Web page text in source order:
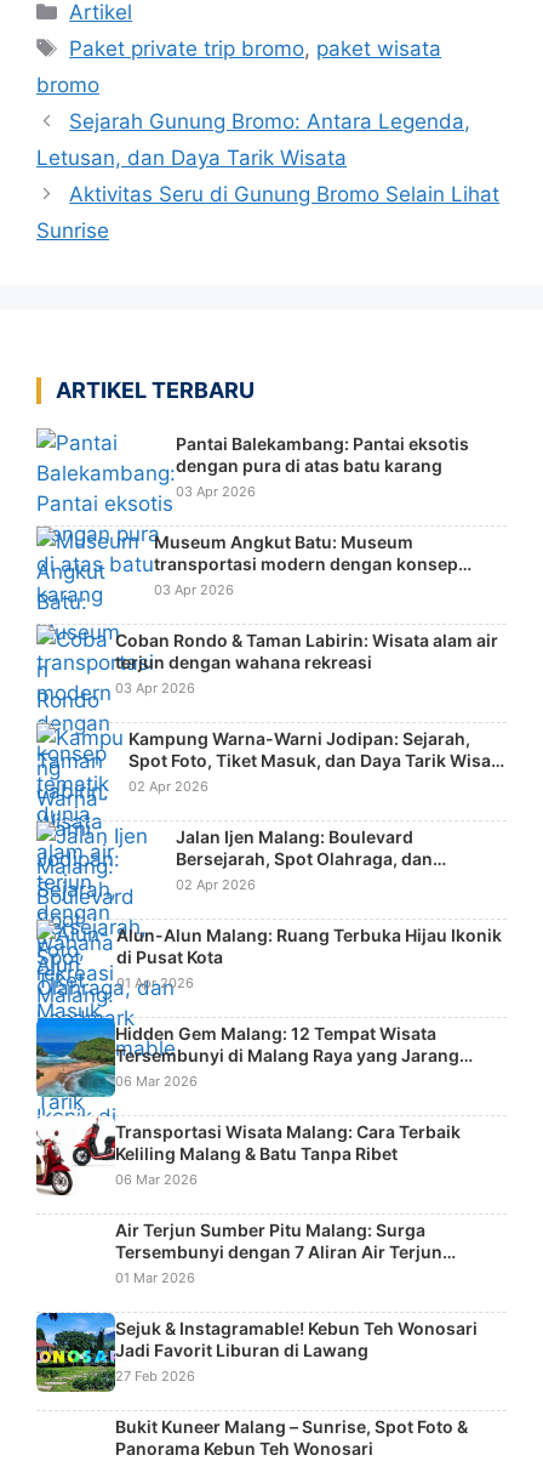
Malang/Batu untuk mengejar sunrise di
Bromo.
Kategori
Artikel
Tag
Paket private trip bromo, paket wisata
bromo
Sejarah Gunung Bromo: Antara Legenda,
Letusan, dan Daya Tarik Wisata
Aktivitas Seru di Gunung Bromo Selain Lihat
Sunrise
ARTIKEL TERBARU
Pantai Balekambang: Pantai eksotis
dengan pura di atas batu karang
03 Apr 2026
Museum Angkut Batu: Museum
transportasi modern dengan konsep
tematik dunia
03 Apr 2026
Coban Rondo & Taman Labirin: Wisata alam air
terjun dengan wahana rekreasi
03 Apr 2026
Kampung Warna-Warni Jodipan: Sejarah,
Spot Foto, Tiket Masuk, dan Daya Tarik Wisata
Kreatif
02 Apr 2026
Jalan Ijen Malang: Boulevard
Bersejarah, Spot Olahraga, dan
Landmark Instagramable Kota
02 Apr 2026
Alun-Alun Malang: Ruang Terbuka Hijau Ikonik
di Pusat Kota
01 Apr 2026
Hidden Gem Malang: 12 Tempat Wisata
Tersembunyi di Malang Raya yang Jarang
Diketahui Wisatawan
06 Mar 2026
Transportasi Wisata Malang: Cara Terbaik
Keliling Malang & Batu Tanpa Ribet
06 Mar 2026
Air Terjun Sumber Pitu Malang: Surga
Tersembunyi dengan 7 Aliran Air Terjun
Bertingkat
01 Mar 2026
Sejuk & Instagramable! Kebun Teh Wonosari
Jadi Favorit Liburan di Lawang
27 Feb 2026
Bukit Kuneer Malang – Sunrise, Spot Foto &
Panorama Kebun Teh Wonosari